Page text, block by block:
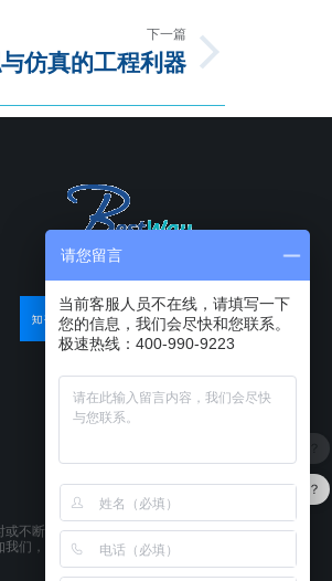
下一篇
仿真的工程利器
不断更新本网站所载资料。本网站所提供的
们，本网站将在第一时间及时删除。
产品可以试用吗？
请您留言
当前客服人员不在线，请填写一下
您的信息，我们会尽快和您联系。
极速热线：400-990-9223